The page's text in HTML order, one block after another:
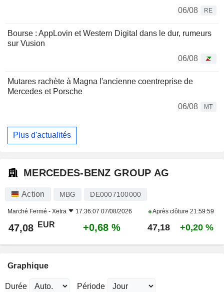
06/08
RE
Bourse : AppLovin et Western Digital dans le dur, rumeurs
sur Vusion
06/08
Mutares rachète à Magna l'ancienne coentreprise de
Mercedes et Porsche
06/08
MT
Plus d'actualités
MERCEDES-BENZ GROUP AG
Action MBG DE0007100000
Marché Fermé - Xetra 17:36:07 07/08/2026 Après clôture 21:59:59
47,08 EUR +0,68 % 47,18 +0,20 %
Graphique
Durée Période